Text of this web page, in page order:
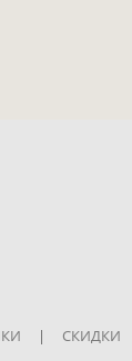
| СКИДКИ